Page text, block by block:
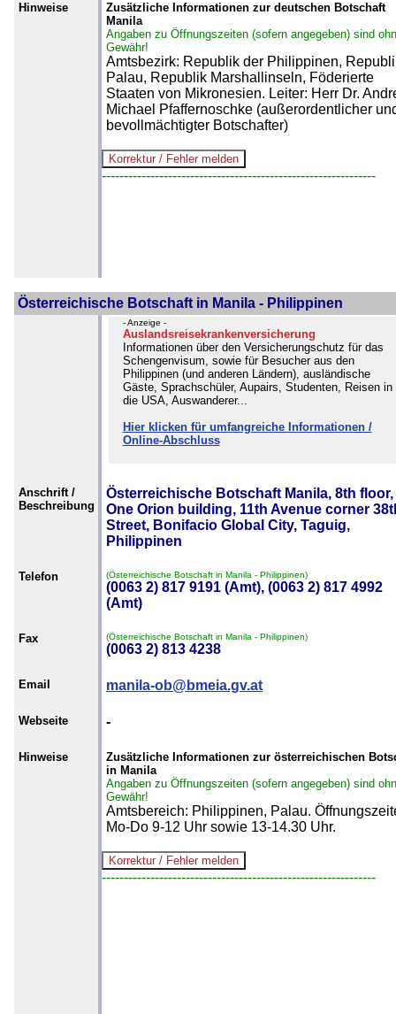
Hinweise
Zusätzliche Informationen zur deutschen Botschaft
Manila
Angaben zu Öffnungszeiten (sofern angegeben) sind
Gewähr!
Amtsbezirk: Republik der Philippinen,
Palau, Republik Marshallinseln, Föderierte
Staaten von Mikronesien. Leiter: Herr Dr.
Michael Pfaffer­noschke (außerordentlicher
bevollmächtigter Botschafter)
--------------------------------------------------------------
Österreichische Botschaft in Manila - Philippinen
- Anzeige -
Auslandsreisekrankenversicherung
Informationen über den Versicherungschutz für das
Schengenvisum, sowie für Besucher aus den
Philippinen (und anderen Ländern), ausländische
Gäste, Sprachschüler, Aupairs, Studenten, Reisen in
die USA, Auswanderer...
Hier klicken für umfangreiche Informationen /
Online-Abschluss
Anschrift /
Beschreibung
Österreichische Botschaft Manila, 8th floor,
One Orion building, 11th Avenue corner
Street, Bonifacio Global City, Taguig,
Philippinen
Telefon (Österreichische Botschaft in Manila - Philippinen)
(0063 2) 817 9191 (Amt), (0063 2) 817 4992
(Amt)
Fax (Österreichische Botschaft in Manila - Philippinen)
(0063 2) 813 4238
Email manila-ob@bmeia.gv.at
Webseite -
Hinweise
Zusätzliche Informationen zur österreichischen
in Manila
Angaben zu Öffnungszeiten (sofern angegeben) sind
Gewähr!
Amtsbereich: Philippinen, Palau.
Mo-Do 9-12 Uhr sowie 13-14.30 Uhr.
--------------------------------------------------------------